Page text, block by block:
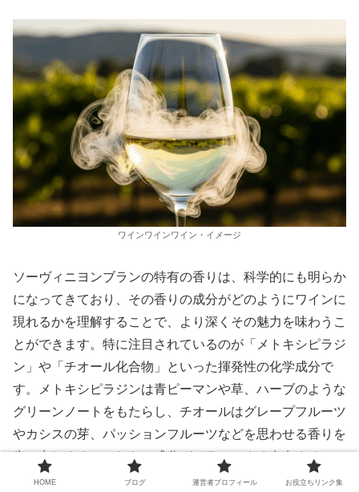
ワインワインワイン・イメージ
ソーヴィニヨンブランの特有の香りは、科学的にも明らか
になってきており、その香りの成分がどのようにワインに
現れるかを理解することで、より深くその魅力を味わうこ
とができます。特に注目されているのが「メトキシピラジ
ン」や「チオール化合物」といった揮発性の化学成分で
す。メトキシピラジンは青ピーマンや草、ハーブのような
グリーンノートをもたらし、チオールはグレープフルーツ
やカシスの芽、パッションフルーツなどを思わせる香りを
生み出します。これらの成分がバランスよく存在すること
で、ソーヴィニヨンブラン特有の清涼感と爽やかさ、複雑
HOME ブログ 運営者プロフィール お役立ちリンク集